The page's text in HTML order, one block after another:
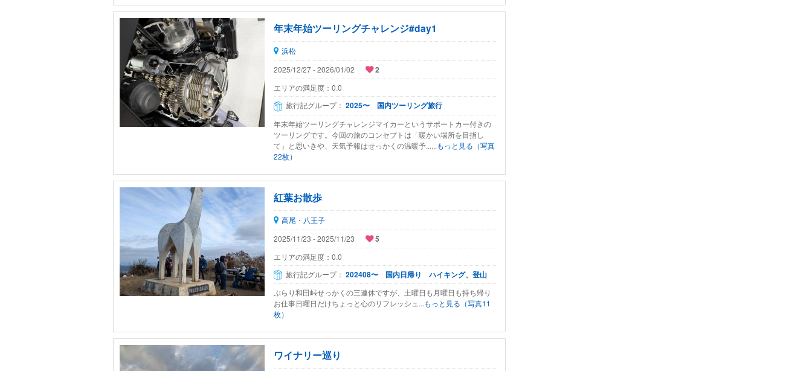
年末年始ツーリングチャレンジ#day1
浜松
2025/12/27 - 2026/01/02
2
エリアの満足度： 0.0
旅行記グループ： 2025〜 国内ツーリング旅行
年末年始ツーリングチャレンジマイカーというサポートカー付きの
ツーリングです。今回の旅のコンセプトは「暖かい場所を目指し
て」と思いきや、天気予報はせっかくの温暖予......もっと見る（写真
22枚）
紅葉お散歩
高尾・八王子
2025/11/23 - 2025/11/23
5
エリアの満足度： 0.0
旅行記グループ： 202408〜 国内日帰り ハイキング、登山
ぶらり和田峠せっかくの三連休ですが、土曜日も月曜日も持ち帰り
お仕事日曜日だけちょっと心のリフレッシュ...もっと見る（写真11
枚）
ワイナリー巡り